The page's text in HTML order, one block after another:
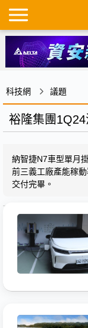
科技網 議題
裕隆集團
納智捷N7車型單月
前三義工廠產能稼
交付完畢。